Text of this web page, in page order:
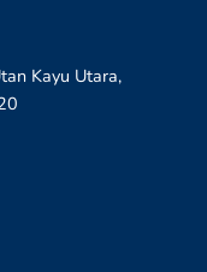
Kayu Utara,